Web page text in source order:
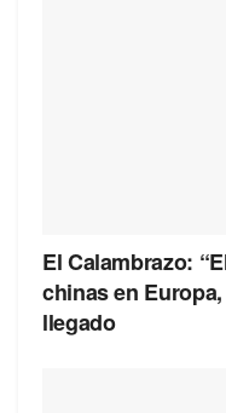
El Calambrazo:
chinas en
llegado